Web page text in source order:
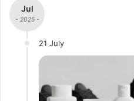
Jul
- 2025 -
21 July